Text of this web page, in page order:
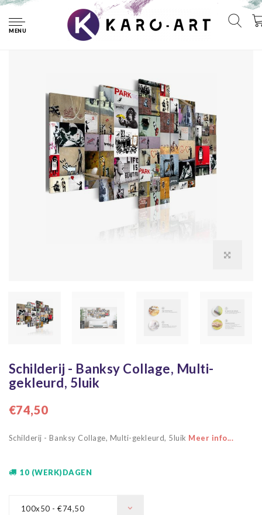
MENU
Schilderij - Banksy Collage, Multi-gekleurd, 5luik
Schilderij - Banksy Collage, Multi-
gekleurd, 5luik
€74,50
Schilderij - Banksy Collage, Multi-gekleurd, 5luik Meer info...
10 (WERK)DAGEN
100x50 - €74,50